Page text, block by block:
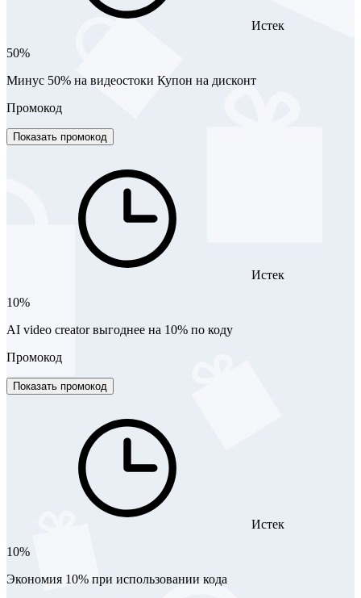
Истек
50%
Минус 50% на видеостоки Купон на дисконт
Промокод
Показать промокод
Истек
10%
AI video creator выгоднее на 10% по коду
Промокод
Показать промокод
Истек
10%
Экономия 10% при использовании кода